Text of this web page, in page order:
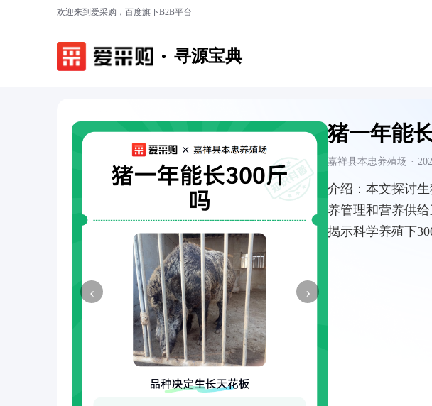
欢迎来到爱采购，百度旗下B2B平台
寻源宝典
‹ ›
猪一年能
嘉祥县本忠养殖场 ·
介绍： 本文探讨
养管理和营养供
揭示科学养殖下